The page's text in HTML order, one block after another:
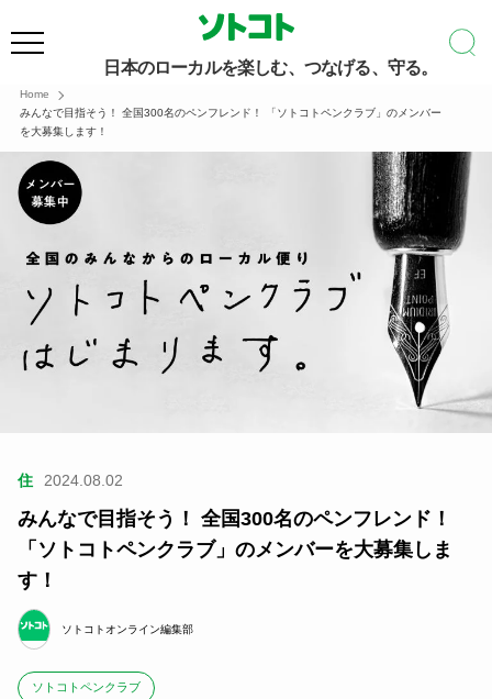
日本のローカルを楽しむ、つなげる、守る。
Home
みんなで目指そう！ 全国300名のペンフレンド！ 「ソトコトペンクラブ」のメンバー
を大募集します！
住 2024.08.02
みんなで目指そう！ 全国300名のペンフレンド！
「ソトコトペンクラブ」のメンバーを大募集しま
す！
ソトコトオンライン編集部
ソトコトペンクラブ